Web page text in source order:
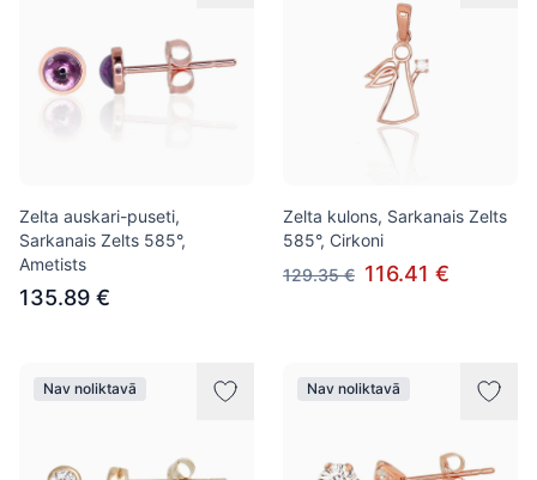
Zelta auskari-puseti,
Sarkanais Zelts 585°,
Ametists
135.89 €
Zelta kulons, Sarkanais Zelts
585°, Cirkoni
129.35 € 116.41 €
Nav noliktavā Nav noliktavā